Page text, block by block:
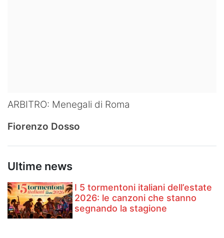
ARBITRO: Menegali di Roma
Fiorenzo Dosso
Ultime news
I 5 tormentoni italiani dell’estate
2026: le canzoni che stanno
segnando la stagione